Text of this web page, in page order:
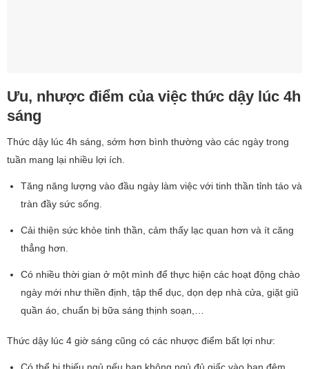
Ưu, nhược điểm của việc thức dậy lúc 4h
sáng
Thức dậy lúc 4h sáng, sớm hơn bình thường vào các ngày trong
tuần mang lại nhiều lợi ích.
Tăng năng lượng vào đầu ngày làm việc với tinh thần tỉnh táo và
tràn đầy sức sống.
Cải thiện sức khỏe tinh thần, cảm thấy lạc quan hơn và ít căng
thẳng hơn.
Có nhiều thời gian ở một mình để thực hiện các hoạt động chào
ngày mới như thiền định, tập thể dục, dọn dẹp nhà cửa, giặt giũ
quần áo, chuẩn bị bữa sáng thịnh soạn,…
Thức dậy lúc 4 giờ sáng cũng có các nhược điểm bất lợi như: